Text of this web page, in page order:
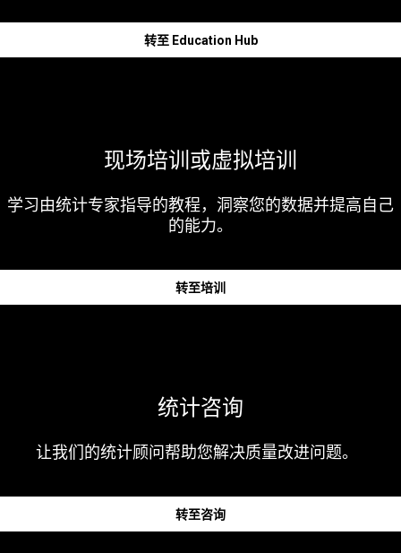
转至 Education Hub
现场培训或虚拟培训
学习由统计专家指导的教程，洞察您的数据并提高自己
的能力。
转至培训
统计咨询
让我们的统计顾问帮助您解决质量改进问题。
转至咨询